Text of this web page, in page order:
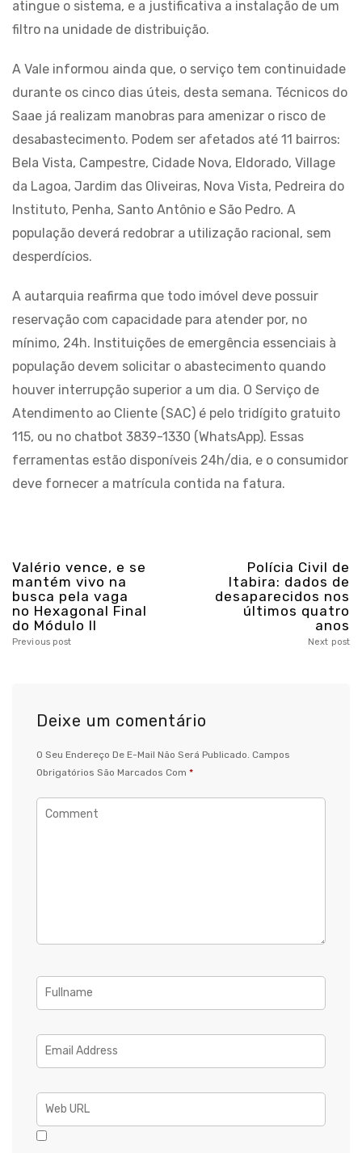
atingue o sistema, e a justificativa a instalação de um
filtro na unidade de distribuição.
A Vale informou ainda que, o serviço tem continuidade
durante os cinco dias úteis, desta semana. Técnicos do
Saae já realizam manobras para amenizar o risco de
desabastecimento. Podem ser afetados até 11 bairros:
Bela Vista, Campestre, Cidade Nova, Eldorado, Village
da Lagoa, Jardim das Oliveiras, Nova Vista, Pedreira do
Instituto, Penha, Santo Antônio e São Pedro. A
população deverá redobrar a utilização racional, sem
desperdícios.
A autarquia reafirma que todo imóvel deve possuir
reservação com capacidade para atender por, no
mínimo, 24h. Instituições de emergência essenciais à
população devem solicitar o abastecimento quando
houver interrupção superior a um dia. O Serviço de
Atendimento ao Cliente (SAC) é pelo tridígito gratuito
115, ou no chatbot 3839-1330 (WhatsApp). Essas
ferramentas estão disponíveis 24h/dia, e o consumidor
deve fornecer a matrícula contida na fatura.
Valério vence, e se
mantém vivo na
busca pela vaga
no Hexagonal Final
do Módulo II
Previous post
Polícia Civil de
Itabira: dados de
desaparecidos nos
últimos quatro
anos
Next post
Deixe um comentário
O Seu Endereço De E-Mail Não Será Publicado. Campos
Obrigatórios São Marcados Com *